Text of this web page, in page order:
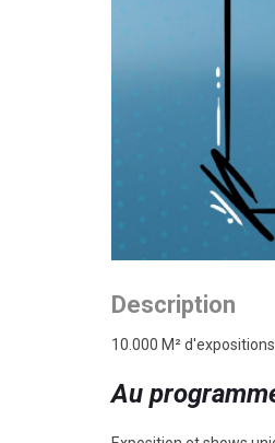
Description
10.000 M² d'expositions
Au